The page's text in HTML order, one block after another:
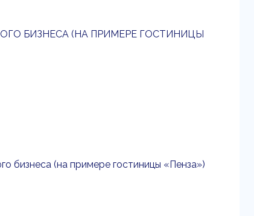
БИЗНЕСА (НА ПРИМЕРЕ ГОСТИНИЦЫ
бизнеса (на примере гостиницы «Пенза»)